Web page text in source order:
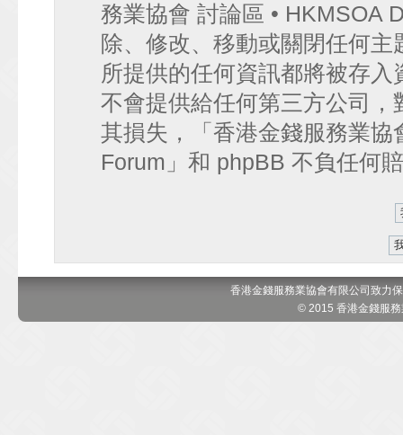
務業協會 討論區 • HKMSOA
除、修改、移動或關閉任何
所提供的任何資訊都將被存
不會提供給任何第三方公司
其損失，「香港金錢服務業
Forum」和 phpBB 不負任何
香港金錢服務業協會有限公司致力
© 2015 香港金錢服